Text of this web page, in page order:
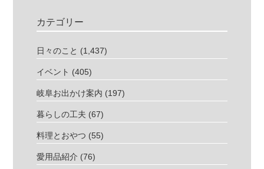
カテゴリー
日々のこと (1,437)
イベント (405)
岐阜お出かけ案内 (197)
暮らしの工夫 (67)
料理とおやつ (55)
愛用品紹介 (76)